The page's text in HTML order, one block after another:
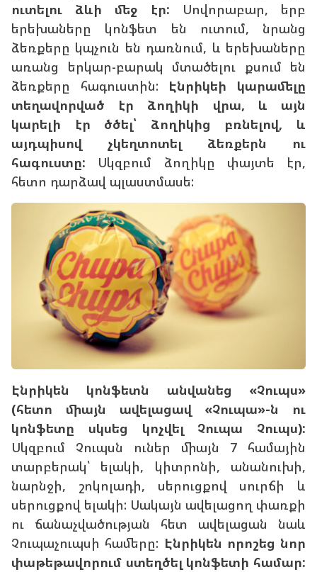
ուտելու ձևի մեջ էր: Սովորաբար, երբ
երեխաները կոնֆետ են ուտում, նրանց
ձեռքերը կպչուն են դառնում, և երեխաները
առանց երկար-բարակ մտածելու քսում են
ձեռքերը հագուստին: Էնրիկեի կարամելը
տեղավորված էր ձողիկի վրա, և այն
կարելի էր ծծել՝ ձողիկից բռնելով, և
այդպիսով չկեղտոտել ձեռքերն ու
հագուստը: Սկզբում ձողիկը փայտե էր,
հետո դարձավ պլաստմասե:
Էնրիկեն կոնֆետն անվանեց «Չուպս»
(հետո միայն ավելացավ «Չուպա»-ն ու
կոնֆետը սկսեց կոչվել Չուպա Չուպս):
Սկզբում Չուպսն ուներ միայն 7 համային
տարբերակ՝ ելակի, կիտրոնի, անանուխի,
նարնջի, շոկոլադի, սերուցքով սուրճի և
սերուցքով ելակի: Սակայն ավելացող փառքի
ու ճանաչվածության հետ ավելացան նաև
Չուպաչուպսի համերը: Էնրիկեն որոշեց նոր
փաթեթավորում ստեղծել կոնֆետի համար: